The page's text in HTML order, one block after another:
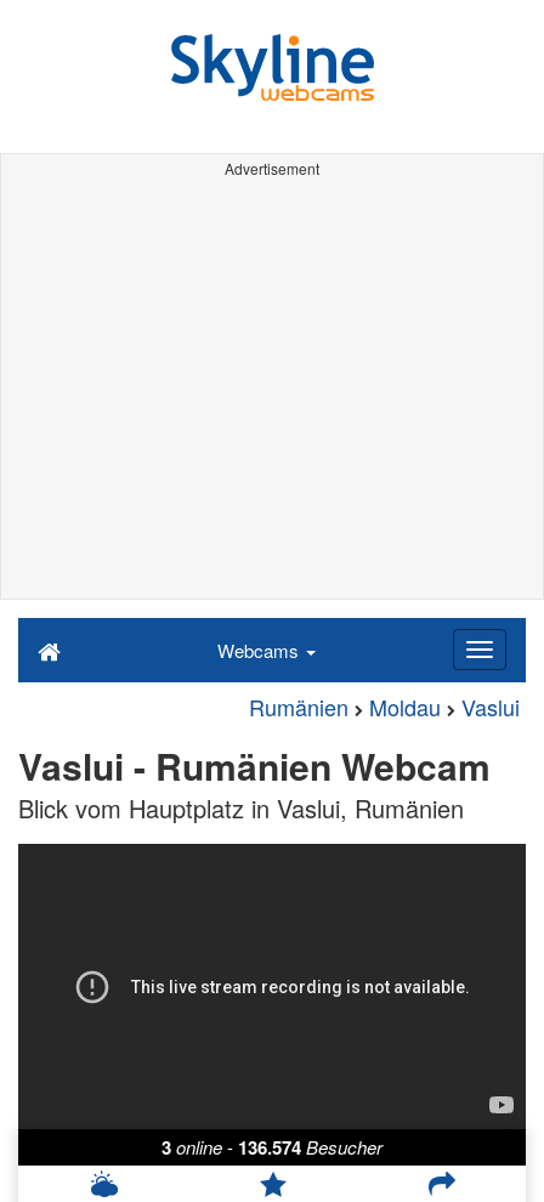
Advertisement
Webcams
Rumänien Moldau Vaslui
Vaslui - Rumänien Webcam
Blick vom Hauptplatz in Vaslui, Rumänien
3online- 136.574Besucher